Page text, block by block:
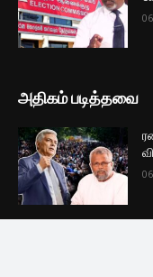
அதிகம் படித்தவை